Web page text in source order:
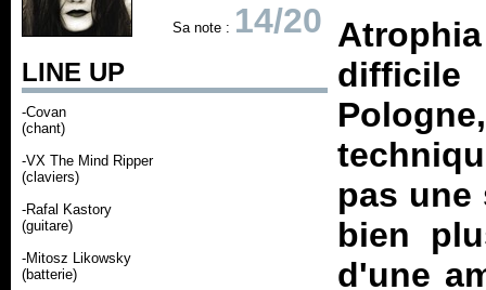
Sa note : 14/20
LINE UP
-Covan
(chant)
-VX The Mind Ripper
(claviers)
-Rafal Kastory
(guitare)
-Mitosz Likowsky
(batterie)
pas une
bien
d'une